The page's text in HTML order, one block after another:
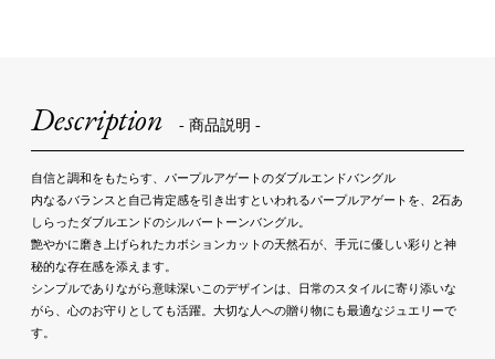
Description - 商品説明 -
自信と調和をもたらす、パープルアゲートのダブルエンドバングル
内なるバランスと自己肯定感を引き出すといわれるパープルアゲートを、2石あ
しらったダブルエンドのシルバートーンバングル。
艶やかに磨き上げられたカボションカットの天然石が、手元に優しい彩りと神
秘的な存在感を添えます。
シンプルでありながら意味深いこのデザインは、日常のスタイルに寄り添いな
がら、心のお守りとしても活躍。大切な人への贈り物にも最適なジュエリーで
す。